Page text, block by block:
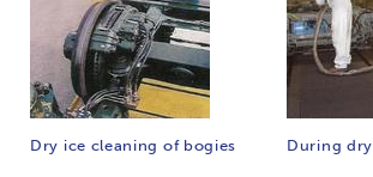
Dry ice cleaning of bogies During